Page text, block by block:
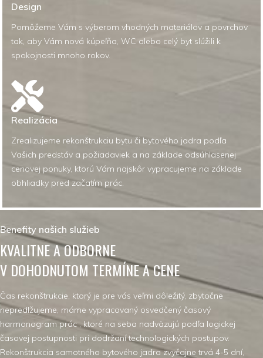
Design
Pomôžeme Vám s výberom vhodných materiálov a povrchov
tak, aby Vám nová kúpeľňa, WC alebo celý byt slúžili k
spokojnosti mnoho rokov.
Realizácia
Zrealizujeme rekonštrukciu bytu či bytového jadra podľa
Vašich predstáv a požiadaviek a na základe odsúhlasenej
cenovej ponuky, ktorú Vám najskôr vypracujeme na základe
obhliadky pred začatím prác.
Benefity našich služieb
KVALITNE A ODBORNE
V DOHODNUTOM TERMÍNE A CENE
Čas rekonštrukcie, ktorý je pre vás veľmi dôležitý, zbytočne
nepredlžujeme, máme vypracovaný osvedčený časový
harmonogram prác , ktoré na seba nadväzujú podľa logickej
časovej postupnosti pri dodržaní technologických postupov.
Rekonštrukcia samotného bytového jadra zvyčajne trvá 4-5 dní,